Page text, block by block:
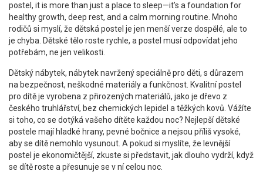
postel , it is more than just a place to sleep—it’s a foundation for
healthy growth, deep rest, and a calm morning routine. Mnoho
rodičů si myslí, že dětská postel je jen menší verze dospělé, ale to
je chyba. Dětské tělo roste rychle, a postel musí odpovídat jeho
potřebám, ne jen velikosti.
Dětský nábytek, nábytek navržený speciálně pro děti, s důrazem
na bezpečnost, neškodné materiály a funkčnost Kvalitní postel
pro dítě je vyrobena z přirozených materiálů, jako je dřevo z
českého truhlářství, bez chemických lepidel a těžkých kovů. Vážíte
si toho, co se dotýká vašeho dítěte každou noc? Nejlepší dětské
postele mají hladké hrany, pevné bočnice a nejsou příliš vysoké,
aby se dítě nemohlo vysunout. A pokud si myslíte, že levnější
postel je ekonomičtější, zkuste si představit, jak dlouho vydrží, když
se dítě roste a přesunuje se v ní celou noc.